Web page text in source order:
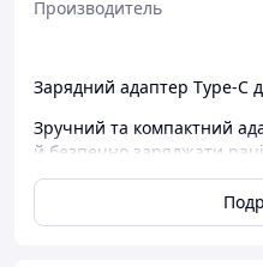
Производитель
Зарядний адаптер Type-C
Зручний та компактний
й безпечно заряджати
Type-C. Завдяки
поміщається в кишені чи
ідеальним для